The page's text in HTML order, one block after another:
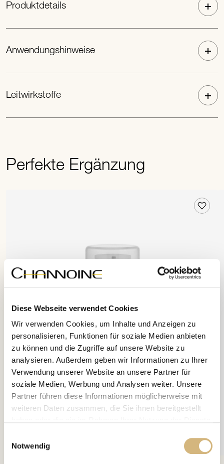
Diese Webseite verwendet Cookies
Wir verwenden Cookies, um Inhalte und Anzeigen zu
personalisieren, Funktionen für soziale Medien anbieten
zu können und die Zugriffe auf unsere Website zu
analysieren. Außerdem geben wir Informationen zu Ihrer
Verwendung unserer Website an unsere Partner für
soziale Medien, Werbung und Analysen weiter. Unsere
Partner führen diese Informationen möglicherweise mit
weiteren Daten zusammen, die Sie ihnen bereitgestellt
und im
Notwendig
Produktdetails
Anwendungshinweise
Leitwirkstoffe
Perfekte Ergänzung